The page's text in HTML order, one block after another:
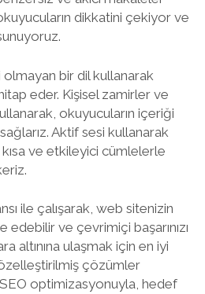
dikkatini çekiyor ve
olmayan bir dil kullanarak
eder. Kişisel zamirler ve
okuyucuların içeriği
Aktif sesi kullanarak
kısa ve etkileyici cümlelerle
ile çalışarak, web sitenizin
ve çevrimiçi başarınızı
altınına ulaşmak için en iyi
çözümler
optimizasyonuyla, hedef